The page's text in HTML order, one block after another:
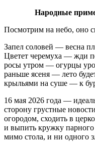
Народные
Посмотрим на небо, оно
Запел соловей — весна
Цветет черемуха — жди
росы утром — огурцы
раньше ясеня — лето
крыльями на суше — к
16 мая 2026 года —
сторону грустные
огородом, сходить в
и выпить кружку
мимо стола, и ни одного